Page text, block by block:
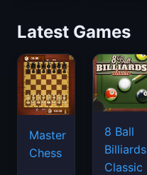
Latest Games
Master
Chess
8 Ball
Billiards
Classic